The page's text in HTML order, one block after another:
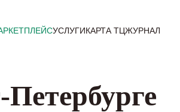
УСЛУГИКАРТА ТЦЖУРНАЛ